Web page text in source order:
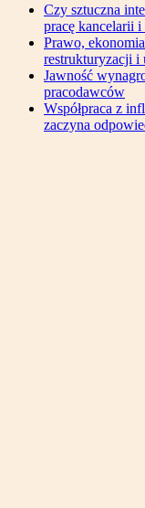
Czy sztuczna
pracę kancelarii i
Prawo,
restrukturyzacji i
Jawność
pracodawców
Współpraca z
zaczyna